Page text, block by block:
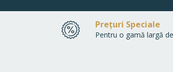
Prețuri Speciale
Pentru o gamă largă